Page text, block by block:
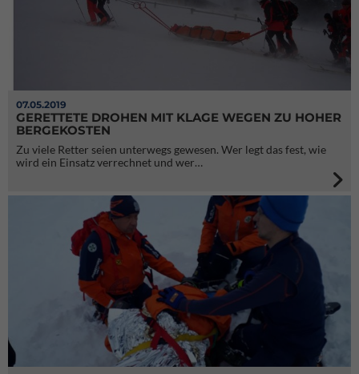
07.05.2019
GERETTETE DROHEN MIT KLAGE WEGEN ZU HOHER
BERGEKOSTEN
Zu viele Retter seien unterwegs gewesen. Wer legt das fest, wie
wird ein Einsatz verrechnet und wer…